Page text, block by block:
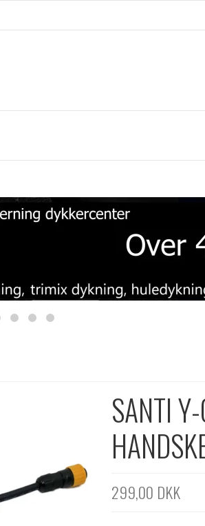
SANTI
299,00 DKK